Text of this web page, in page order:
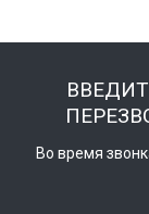
Во время